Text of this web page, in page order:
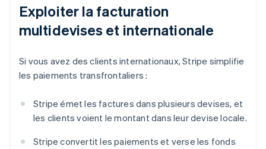
Exploiter la facturation
multidevises et internationale
Si vous avez des clients internationaux, Stripe simplifie
les paiements transfrontaliers :
Stripe émet les factures dans plusieurs devises, et
les clients voient le montant dans leur devise locale.
Stripe convertit les paiements et verse les fonds